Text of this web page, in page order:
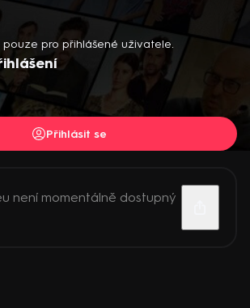
pro přihlášené uživatele.
Přihlásit se
není momentálně dostupný